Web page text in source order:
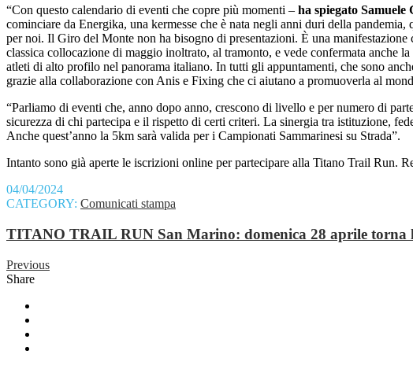
“Con questo calendario di eventi che copre più momenti – ha spiegato
cominciare da Energika, una kermesse che è nata negli anni duri della
per noi. Il Giro del Monte non ha bisogno di presentazioni. È una
classica collocazione di maggio inoltrato, al tramonto, e vede confermata anche
atleti di alto profilo nel panorama italiano. In tutti gli appuntamenti, che sono
grazie alla collaborazione con Anis e Fixing che ci aiutano a promuoverla al
“Parliamo di eventi che, anno dopo anno, crescono di livello e per numero di
sicurezza di chi partecipa e il rispetto di certi criteri. La sinergia tra istituzione,
Anche quest’anno la 5km sarà valida per i Campionati Sammarinesi su Strada”.
Intanto sono già aperte le iscrizioni online per partecipare alla Titano Trail Run.
04/04/2024
CATEGORY: Comunicati stampa
TITANO TRAIL RUN San Marino: domenica 28 aprile torna
Previous
Share